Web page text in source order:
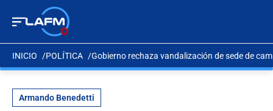
INICIO POLÍTICA Gobierno rechaza vandalización de sede de
Armando Benedetti